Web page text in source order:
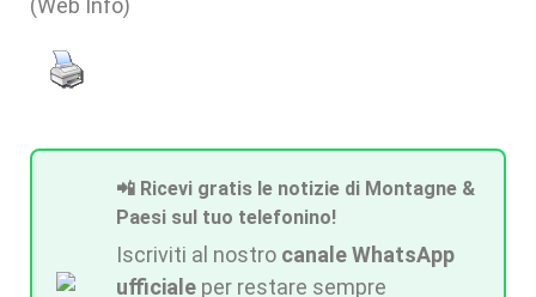
(Web Info)
📲 Ricevi gratis le notizie di Montagne &
Paesi sul tuo telefonino!
Iscriviti al nostro canale WhatsApp
ufficiale per restare sempre